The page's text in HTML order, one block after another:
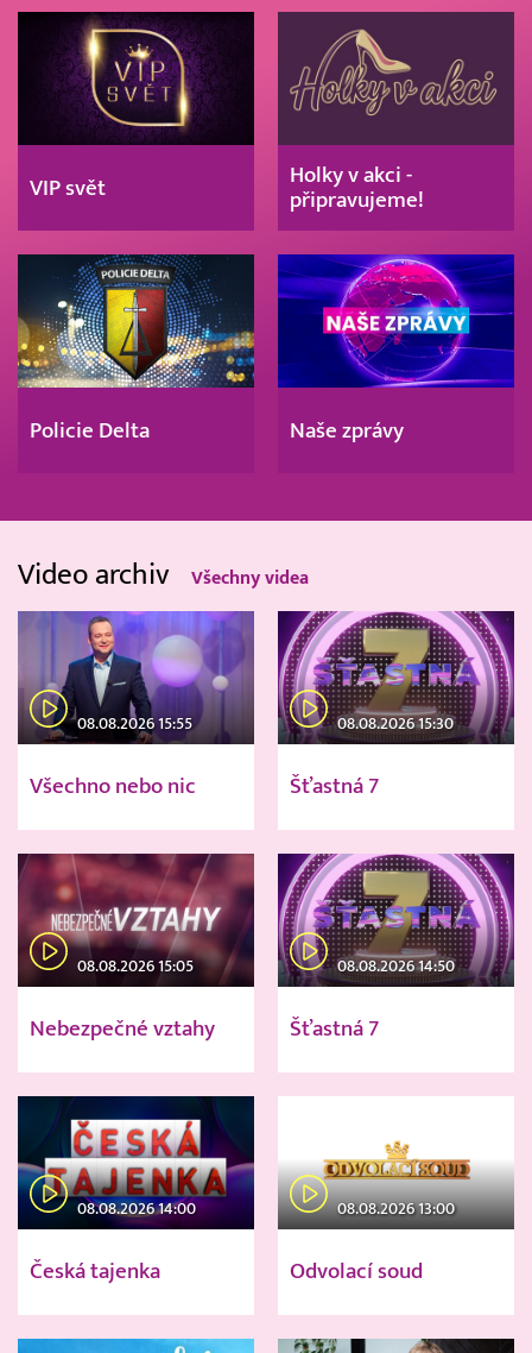
VIP svět
Holky v akci -
připravujeme!
Policie Delta Naše zprávy
Video archiv Všechny videa
08.08.2026 15:55
Všechno nebo nic
08.08.2026 15:30
Šťastná 7
08.08.2026 15:05
Nebezpečné vztahy
08.08.2026 14:50
Šťastná 7
08.08.2026 14:00
Česká tajenka
08.08.2026 13:00
Odvolací soud